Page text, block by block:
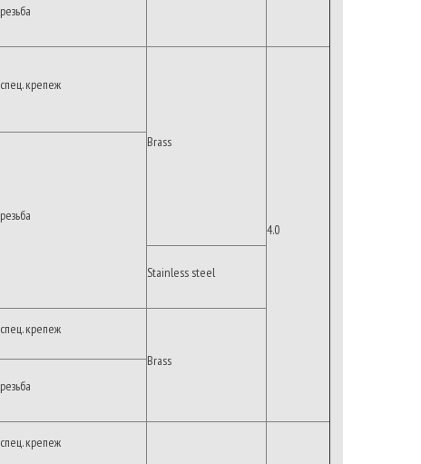
резьба
спец. крепеж
Brass
4.0
резьба
Stainless steel
спец. крепеж
Brass
резьба
спец. крепеж